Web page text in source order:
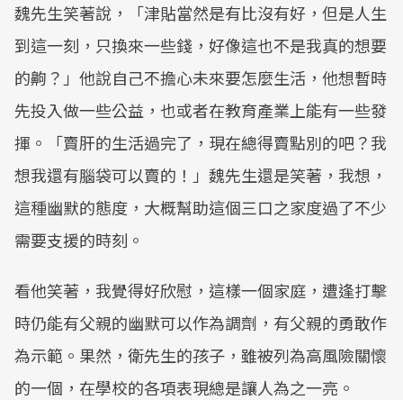
魏先生笑著說，「津貼當然是有比沒有好，但是人生
到這一刻，只換來一些錢，好像這也不是我真的想要
的齁？」他說自己不擔心未來要怎麼生活，他想暫時
先投入做一些公益，也或者在教育產業上能有一些發
揮。「賣肝的生活過完了，現在總得賣點別的吧？我
想我還有腦袋可以賣的！」魏先生還是笑著，我想，
這種幽默的態度，大概幫助這個三口之家度過了不少
需要支援的時刻。
看他笑著，我覺得好欣慰，這樣一個家庭，遭逢打擊
時仍能有父親的幽默可以作為調劑，有父親的勇敢作
為示範。果然，衛先生的孩子，雖被列為高風險關懷
的一個，在學校的各項表現總是讓人為之一亮。